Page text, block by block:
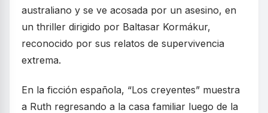
australiano y se ve acosada por un asesino, en
un thriller dirigido por Baltasar Kormákur,
reconocido por sus relatos de supervivencia
extrema.
En la ficción española, “Los creyentes” muestra
a Ruth regresando a la casa familiar luego de la